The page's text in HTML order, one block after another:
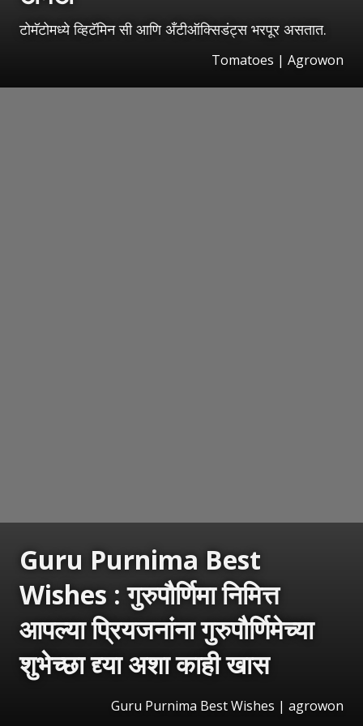
टोमॅटोमध्ये व्हिटॅमिन सी आणि अँटीऑक्सिडंट्स भरपूर असतात.
Tomatoes | Agrowon
Guru Purnima Best
Wishes : गुरुपौर्णिमा निमित्त
आपल्या प्रियजनांना गुरुपौर्णिमेच्या
शुभेच्छा द्द्या अशा काही खास
Guru Purnima Best Wishes | agrowon